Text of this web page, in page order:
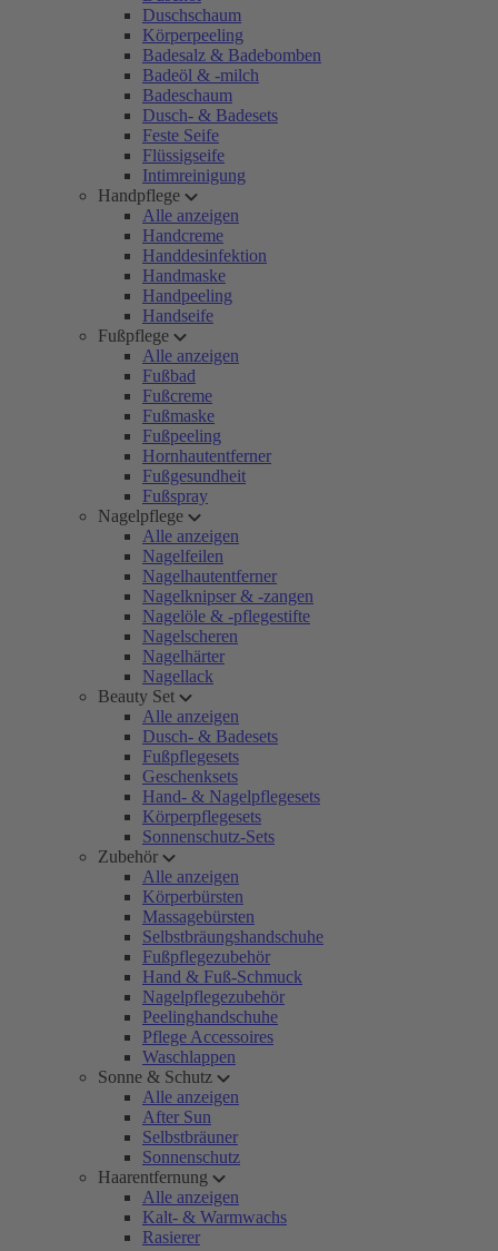
Duschschaum
Körperpeeling
Badesalz & Badebomben
Badeöl & -milch
Badeschaum
Dusch- & Badesets
Feste Seife
Flüssigseife
Intimreinigung
Handpflege
Alle anzeigen
Handcreme
Handdesinfektion
Handmaske
Handpeeling
Handseife
Fußpflege
Alle anzeigen
Fußbad
Fußcreme
Fußmaske
Fußpeeling
Hornhautentferner
Fußgesundheit
Fußspray
Nagelpflege
Alle anzeigen
Nagelfeilen
Nagelhautentferner
Nagelknipser & -zangen
Nagelöle & -pflegestifte
Nagelscheren
Nagelhärter
Nagellack
Beauty Set
Alle anzeigen
Dusch- & Badesets
Fußpflegesets
Geschenksets
Hand- & Nagelpflegesets
Körperpflegesets
Sonnenschutz-Sets
Zubehör
Alle anzeigen
Körperbürsten
Massagebürsten
Selbstbräungshandschuhe
Fußpflegezubehör
Hand & Fuß-Schmuck
Nagelpflegezubehör
Peelinghandschuhe
Pflege Accessoires
Waschlappen
Sonne & Schutz
Alle anzeigen
After Sun
Selbstbräuner
Sonnenschutz
Haarentfernung
Alle anzeigen
Kalt- & Warmwachs
Rasierer